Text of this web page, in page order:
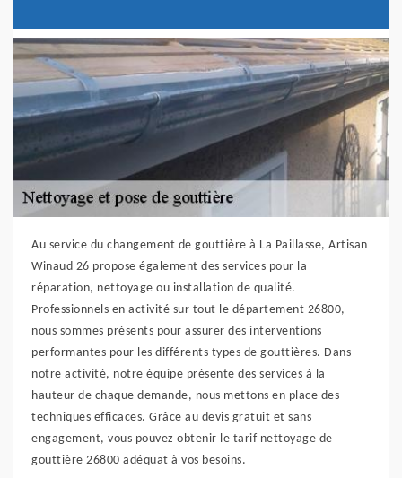
Au service du changement de gouttière à La Paillasse, Artisan
Winaud 26 propose également des services pour la
réparation, nettoyage ou installation de qualité.
Professionnels en activité sur tout le département 26800,
nous sommes présents pour assurer des interventions
performantes pour les différents types de gouttières. Dans
notre activité, notre équipe présente des services à la
hauteur de chaque demande, nous mettons en place des
techniques efficaces. Grâce au devis gratuit et sans
engagement, vous pouvez obtenir le tarif nettoyage de
gouttière 26800 adéquat à vos besoins.